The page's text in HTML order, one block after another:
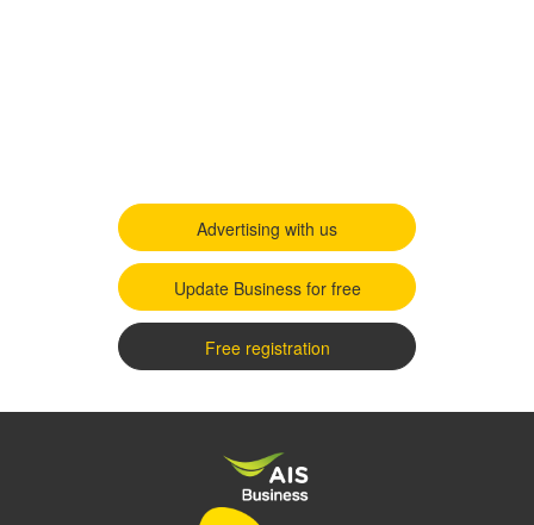
Advertising with us
Update Business for free
Free registration